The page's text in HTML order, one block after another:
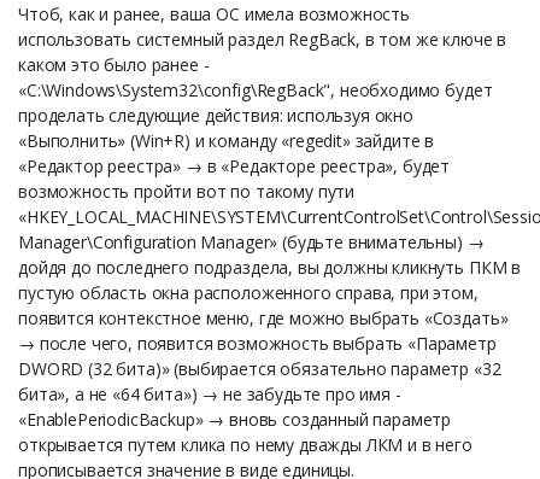
Чтоб, как и ранее, ваша ОС имела возможность
использовать системный раздел RegBack, в том же ключе в
каком это было ранее -
«C:\Windows\System32\config\RegBack", необходимо будет
проделать следующие действия: используя окно
«Выполнить» (Win+R) и команду «regedit» зайдите в
«Редактор реестра» → в «Редакторе реестра», будет
возможность пройти вот по такому пути
Manager\Configuration Manager» (будьте внимательны) →
дойдя до последнего подраздела, вы должны кликнуть ПКМ в
пустую область окна расположенного справа, при этом,
появится контекстное меню, где можно выбрать «Создать»
→ после чего, появится возможность выбрать «Параметр
DWORD (32 бита)» (выбирается обязательно параметр «32
бита», а не «64 бита») → не забудьте про имя -
«EnablePeriodicBackup» → вновь созданный параметр
открывается путем клика по нему дважды ЛКМ и в него
прописывается значение в виде единицы.